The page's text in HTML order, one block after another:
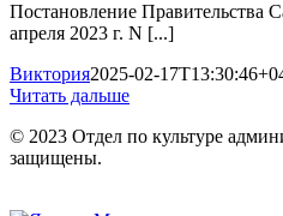
Постановление Правительства
апреля 2023 г. N [...]
Виктория2025-02-
Читать дальше
© 2023 Отдел по культуре
защищены.